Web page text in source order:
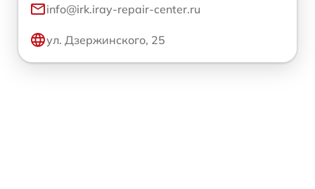
info@irk.iray-repair-center.ru
ул. Дзержинского, 25